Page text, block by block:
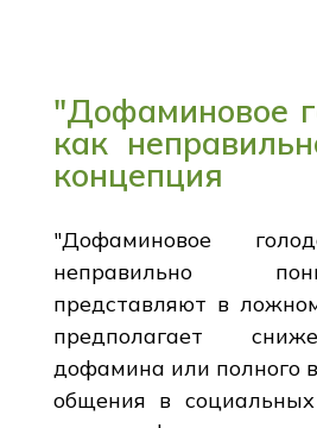
"Дофаминовое
как
концепция
"Дофаминовое
неправильно
представляют в
предполагает
дофамина или полного
общения в